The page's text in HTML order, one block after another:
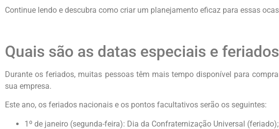
Continue lendo e descubra como criar um planejamento eficaz para essas
Quais são as datas especiais e
Durante os feriados, muitas pessoas têm mais tempo disponível para
sua empresa.
Este ano, os feriados nacionais e os pontos facultativos serão os seguintes:
1º de janeiro (segunda-feira): Dia da Confraternização Universal (feriado);